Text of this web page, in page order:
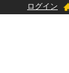
ログイン